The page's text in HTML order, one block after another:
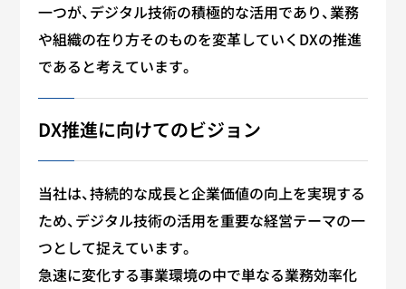
一つが、デジタル技術の積極的な活用であり、業務
や組織の在り方そのものを変革していくDXの推進
であると考えています。
DX推進に向けてのビジョン
当社は、持続的な成長と企業価値の向上を実現する
ため、デジタル技術の活用を重要な経営テーマの一
つとして捉えています。
急速に変化する事業環境の中で単なる業務効率化